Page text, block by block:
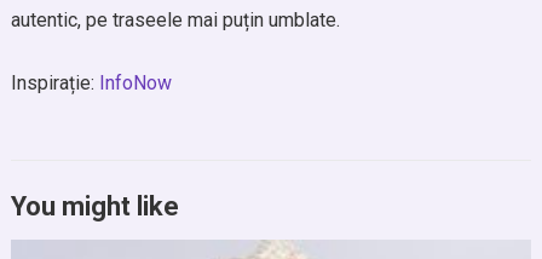
autentic, pe traseele mai puțin umblate.
Inspirație: InfoNow
You might like